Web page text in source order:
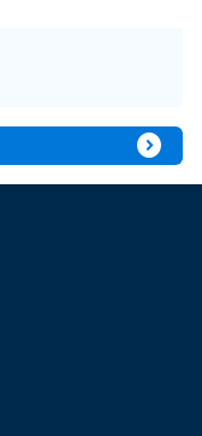
expand_circle_right